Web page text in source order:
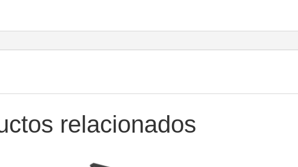
relacionados